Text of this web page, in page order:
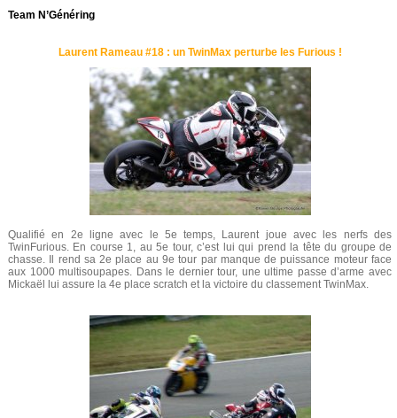
Team N’Généring
Laurent Rameau #18 : un TwinMax perturbe les Furious !
Qualifié en 2e ligne avec le 5e temps, Laurent joue avec les nerfs des
TwinFurious. En course 1, au 5e tour, c’est lui qui prend la tête du groupe de
chasse. Il rend sa 2e place au 9e tour par manque de puissance moteur face
aux 1000 multisoupapes. Dans le dernier tour, une ultime passe d’arme avec
Mickaël lui assure la 4e place scratch et la victoire du classement TwinMax.